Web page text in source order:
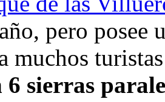
pero posee
muchos
6 sierras